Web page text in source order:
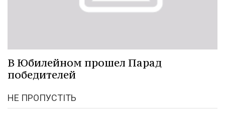
В Юбилейном прошел Парад
победителей
НЕ ПРОПУСТІТЬ